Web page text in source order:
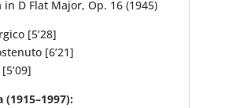
in D Flat Major, Op. 16 (1945)
[5’28]
[6’21]